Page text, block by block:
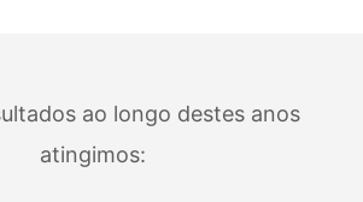
ao longo destes anos
atingimos: